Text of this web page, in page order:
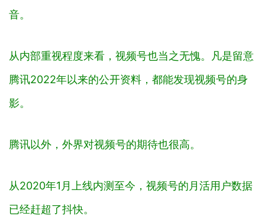
音。
从内部重视程度来看，视频号也当之无愧。凡是留意
腾讯2022年以来的公开资料，都能发现视频号的身
影。
腾讯以外，外界对视频号的期待也很高。
从2020年1月上线内测至今，视频号的月活用户数据
已经赶超了抖快。